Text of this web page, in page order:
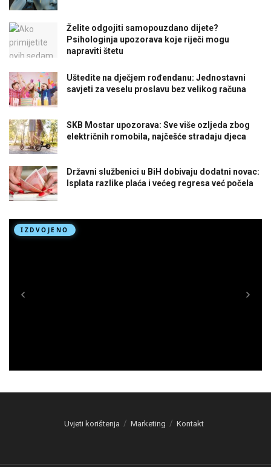
Želite odgojiti samopouzdano dijete?
Psihologinja upozorava koje riječi mogu
napraviti štetu
Uštedite na dječjem rođendanu: Jednostavni
savjeti za veselu proslavu bez velikog računa
SKB Mostar upozorava: Sve više ozljeda zbog
električnih romobila, najčešće stradaju djeca
Državni službenici u BiH dobivaju dodatni novac:
Isplata razlike plaća i većeg regresa već počela
Uvjeti korištenja Marketing Kontakt